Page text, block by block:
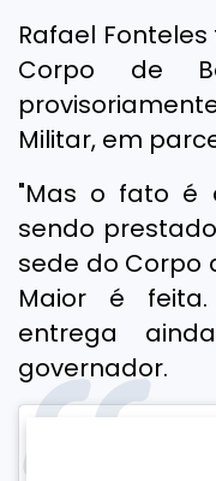
Rafael
Corpo de
Militar, em
"Mas o fato é
sendo
sede do Corpo
Maior é
entrega
governador.